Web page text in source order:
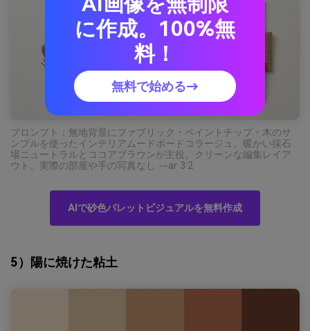
プロンプト：無地背景にファブリック・ペイントチップ・木のサ
ンプルを使ったインテリアムードボードコラージュ。暖かい採石
場ニュートラルとココアブラウンが主役。クリーンな編集レイア
ウト。実際の部屋や手の写真なし --ar 3:2
AIで砂色パレットビジュアルを無料作成
5）陽に焼けた粘土
に作成。100%無
料！
無料で始める→